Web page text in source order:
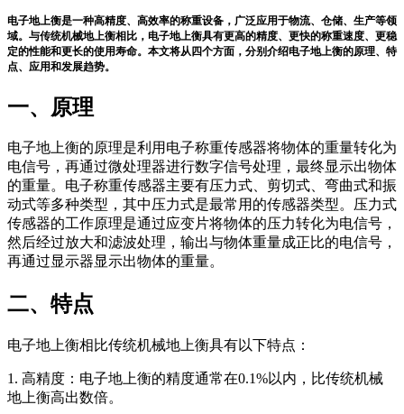
电子地上衡是一种高精度、高效率的称重设备，广泛应用于物流、仓储、生产等领
域。与传统机械地上衡相比，电子地上衡具有更高的精度、更快的称重速度、更稳
定的性能和更长的使用寿命。本文将从四个方面，分别介绍电子地上衡的原理、特
点、应用和发展趋势。
一、原理
电子地上衡的原理是利用电子称重传感器将物体的重量转化为
电信号，再通过微处理器进行数字信号处理，最终显示出物体
的重量。电子称重传感器主要有压力式、剪切式、弯曲式和振
动式等多种类型，其中压力式是最常用的传感器类型。压力式
传感器的工作原理是通过应变片将物体的压力转化为电信号，
然后经过放大和滤波处理，输出与物体重量成正比的电信号，
再通过显示器显示出物体的重量。
二、特点
电子地上衡相比传统机械地上衡具有以下特点：
1. 高精度：电子地上衡的精度通常在0.1%以内，比传统机械
地上衡高出数倍。